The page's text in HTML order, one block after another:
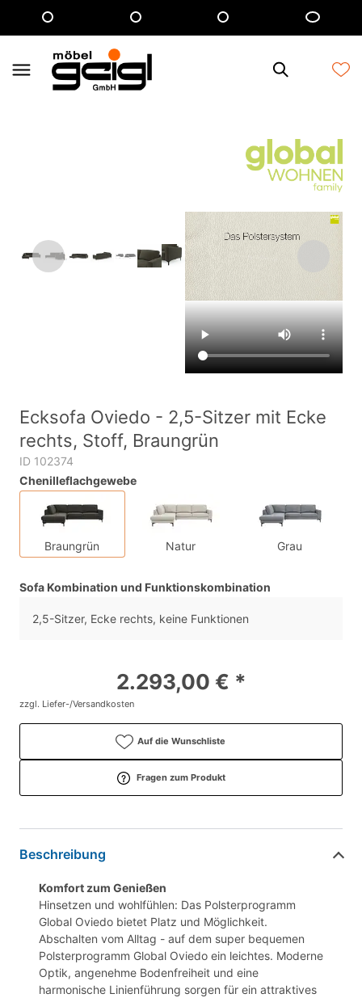
Ecksofa Oviedo - 2,5-Sitzer mit Ecke
rechts, Stoff, Braungrün
ID 102374
Chenilleflachgewebe
Braungrün Natur Grau
Sofa Kombination und Funktionskombination
2,5-Sitzer, Ecke rechts, keine Funktionen
2.293,00 € *
zzgl. Liefer-/Versandkosten
Auf die Wunschliste
Fragen zum Produkt
Beschreibung
Komfort zum Genießen
Hinsetzen und wohlfühlen: Das Polsterprogramm
Global Oviedo bietet Platz und Möglichkeit.
Abschalten vom Alltag - auf dem super bequemen
Polsterprogramm Global Oviedo ein leichtes. Moderne
Optik, angenehme Bodenfreiheit und eine
harmonische Linienführung sorgen für ein attraktives